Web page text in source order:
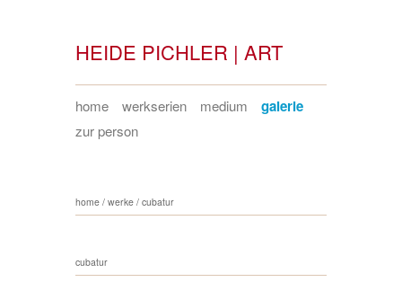
HEIDE PICHLER | ART
home werkserien medium galerie
zur person
home / werke / cubatur
cubatur